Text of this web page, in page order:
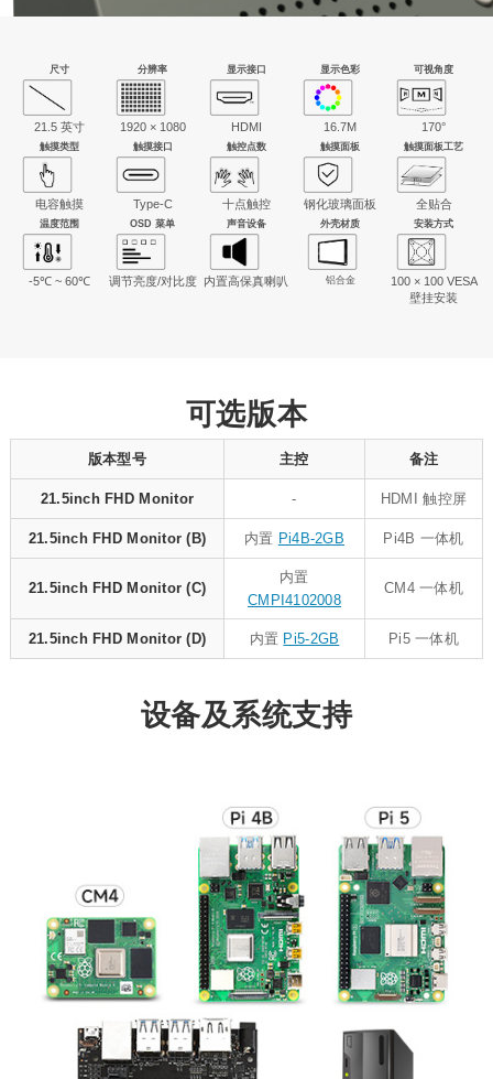
尺寸
21.5 英寸
分辨率
1920 × 1080
显示接口
HDMI
显示色彩
16.7M
可视角度
170°
触摸类型
电容触摸
触摸接口
Type-C
触控点数
十点触控
触摸面板
钢化玻璃面板
触摸面板工艺
全贴合
温度范围
-5℃ ~ 60℃
OSD 菜单
调节亮度/对比度
声音设备
内置高保真喇叭
外壳材质
铝合金
安装方式
100 × 100 VESA
壁挂安装
可选版本
版本型号 主控 备注
21.5inch FHD Monitor - HDMI 触控屏
21.5inch FHD Monitor (B) 内置 Pi4B-2GB Pi4B 一体机
21.5inch FHD Monitor (C)
内置
CMPI4102008
CM4 一体机
21.5inch FHD Monitor (D) 内置 Pi5-2GB Pi5 一体机
设备及系统支持